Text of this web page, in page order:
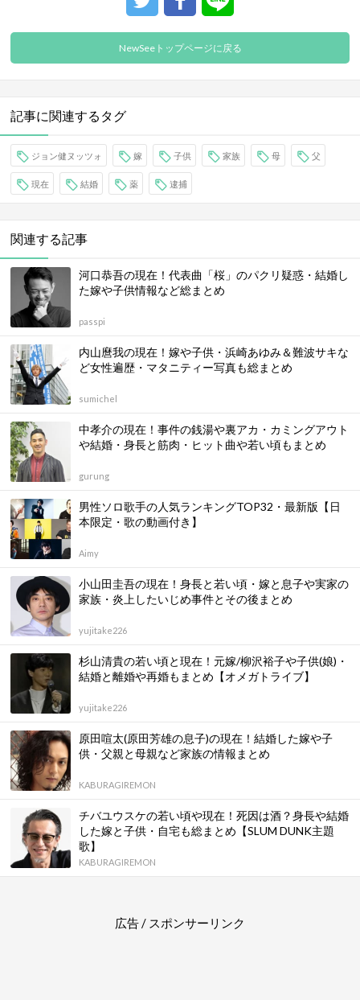
NewSeeトップページに戻る
記事に関連するタグ
ジョン健ヌッツォ 嫁 子供 家族 母 父
現在 結婚 薬 逮捕
関連する記事
河口恭吾の現在！代表曲「桜」のパクリ疑惑・結婚し
た嫁や子供情報など総まとめ
passpi
内山麿我の現在！嫁や子供・浜崎あゆみ＆難波サキな
ど女性遍歴・マタニティー写真も総まとめ
sumichel
中孝介の現在！事件の銭湯や裏アカ・カミングアウト
や結婚・身長と筋肉・ヒット曲や若い頃もまとめ
gurung
男性ソロ歌手の人気ランキングTOP32・最新版【日
本限定・歌の動画付き】
Aimy
小山田圭吾の現在！身長と若い頃・嫁と息子や実家の
家族・炎上したいじめ事件とその後まとめ
yujitake226
杉山清貴の若い頃と現在！元嫁/柳沢裕子や子供(娘)・
結婚と離婚や再婚もまとめ【オメガトライブ】
yujitake226
原田喧太(原田芳雄の息子)の現在！結婚した嫁や子
供・父親と母親など家族の情報まとめ
KABURAGIREMON
チバユウスケの若い頃や現在！死因は酒？身長や結婚
した嫁と子供・自宅も総まとめ【SLUM DUNK主題
歌】
KABURAGIREMON
広告 / スポンサーリンク